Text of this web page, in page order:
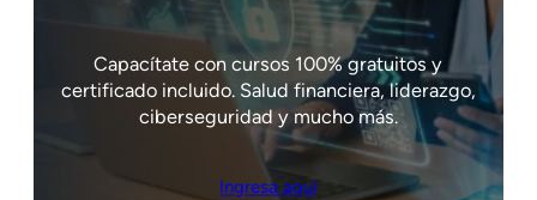
Capacítate con cursos 100% gratuitos y
certificado incluido. Salud financiera, liderazgo,
ciberseguridad y mucho más.
Ingresa aquí